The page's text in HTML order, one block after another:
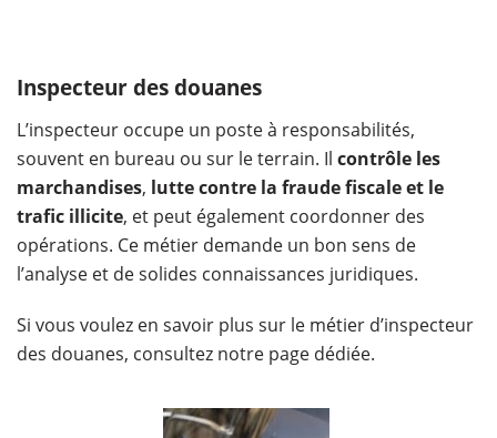
Inspecteur des douanes
L’inspecteur occupe un poste à responsabilités,
souvent en bureau ou sur le terrain. Il contrôle les
marchandises, lutte contre la fraude fiscale et le
trafic illicite, et peut également coordonner des
opérations. Ce métier demande un bon sens de
l’analyse et de solides connaissances juridiques.
Si vous voulez en savoir plus sur le métier d’inspecteur
des douanes, consultez notre page dédiée.